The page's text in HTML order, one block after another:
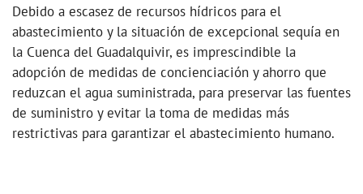
Debido a escasez de recursos hídricos para el
abastecimiento y la situación de excepcional sequía en
la Cuenca del Guadalquivir, es imprescindible la
adopción de medidas de concienciación y ahorro que
reduzcan el agua suministrada, para preservar las fuentes
de suministro y evitar la toma de medidas más
restrictivas para garantizar el abastecimiento humano.